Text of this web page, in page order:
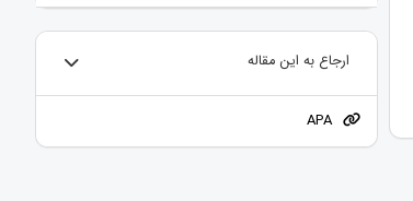
ارجاع به این مقاله
APA